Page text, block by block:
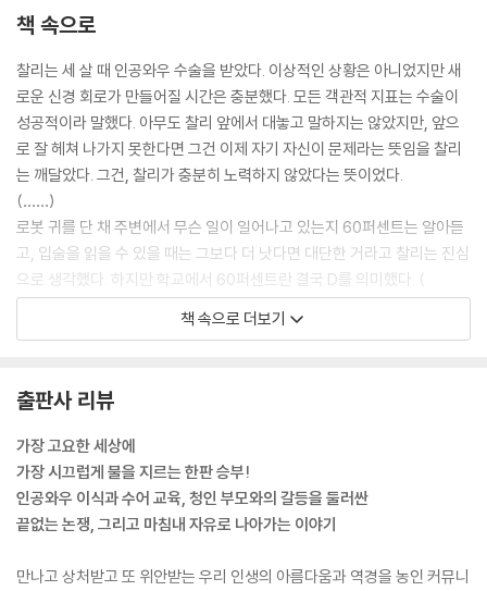
책 속으로
찰리는 세 살 때 인공와우 수술을 받았다. 이상적인 상황은 아니었지만 새
로운 신경 회로가 만들어질 시간은 충분했다. 모든 객관적 지표는 수술이
성공적이라 말했다. 아무도 찰리 앞에서 대놓고 말하지는 않았지만, 앞으
로 잘 헤쳐 나가지 못한다면 그건 이제 자기 자신이 문제라는 뜻임을 찰리
는 깨달았다. 그건, 찰리가 충분히 노력하지 않았다는 뜻이었다.
(……)
로봇 귀를 단 채 주변에서 무슨 일이 일어나고 있는지 60퍼센트는 알아듣
고, 입술을 읽을 수 있을 때는 그보다 더 낫다면 대단한 거라고 찰리는 진심
으로 생각했다. 하지만 학교에서 60퍼센트란 결국 D를 의미했다. (
--- pp.23-24
을 지어주는 게 말이 되는 건가?
(……)
하지만 소년이 손가락을 그의 입술에 가져가자 찰리의 머릿속에 순간 전류
같은 게 흘렀다. 인공와우 때문에 생기던 그런 게 아니었다.
찰리.
새로 배운 수어로 찰리가 말했다.
--- p.89
책 속으로 더보기
출판사 리뷰
가장 고요한 세상에
가장 시끄럽게 불을 지르는 한판 승부!
인공와우 이식과 수어 교육, 청인 부모와의 갈등을 둘러싼
끝없는 논쟁, 그리고 마침내 자유로 나아가는 이야기
만나고 상처받고 또 위안받는 우리 인생의 아름다움과 역경을 농인 커뮤니